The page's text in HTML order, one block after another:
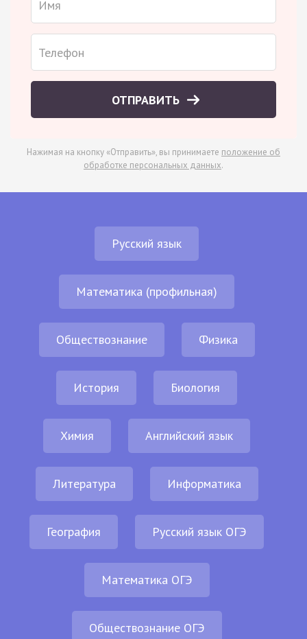
ОТПРАВИТЬ
Нажимая на кнопку «Отправить», вы принимаете положение об
обработке персональных данных.
Русский язык
Математика (профильная)
Обществознание Физика
История Биология
Химия Английский язык
Литература Информатика
География Русский язык ОГЭ
Математика ОГЭ
Обществознание ОГЭ